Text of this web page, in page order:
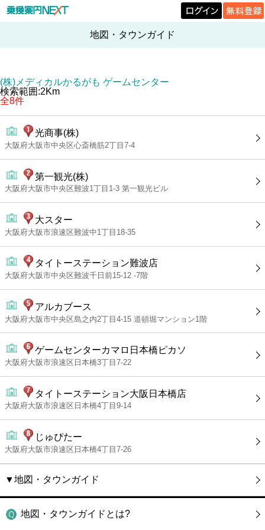
地図・タウンガイド
(株)メディカルかるがも ゲームセンター
検索範囲:2Km
全8件
光商事(株)
大阪府大阪市中央区心斎橋筋2丁目7-4
第一観光(株)
大阪府大阪市中央区難波1丁目1-3 第一観光ビル
大スター
大阪府大阪市浪速区難波中1丁目18-35
タイトーステーション難波店
大阪府大阪市中央区難波千日前15-12 -7階
アルカブース
大阪府大阪市中央区島之内2丁目4-15 道頓堀マンション1階
ゲームセンターカマロ日本橋ピカソ
大阪府大阪市浪速区日本橋3丁目7-22
タイトーステーション大阪日本橋店
大阪府大阪市浪速区日本橋4丁目9-14
じゅぴたー
大阪府大阪市浪速区日本橋4丁目7-26
▼地図・タウンガイド
地図・タウンガイドとは?